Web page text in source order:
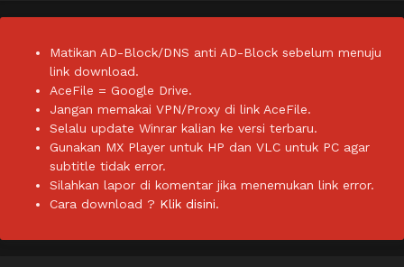
Matikan AD-Block/DNS anti AD-Block sebelum menuju
link download.
AceFile = Google Drive.
Jangan memakai VPN/Proxy di link AceFile.
Selalu update Winrar kalian ke versi terbaru.
Gunakan MX Player untuk HP dan VLC untuk PC agar
subtitle tidak error.
Silahkan lapor di komentar jika menemukan link error.
Cara download ? Klik disini.